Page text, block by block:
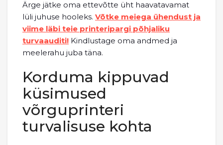
Ärge jätke oma ettevõtte üht haavatavamat
lüli juhuse hooleks. Võtke meiega ühendust ja
viime läbi teie printeripargi põhjaliku
turvaauditi! Kindlustage oma andmed ja
meelerahu juba täna.
Korduma kippuvad
küsimused
võrguprinteri
turvalisuse kohta